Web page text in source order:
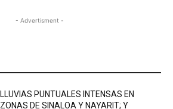
- Advertisment -
LLUVIAS PUNTUALES INTENSAS EN
ZONAS DE SINALOA Y NAYARIT; Y